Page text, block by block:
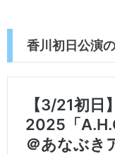
香川初日公演